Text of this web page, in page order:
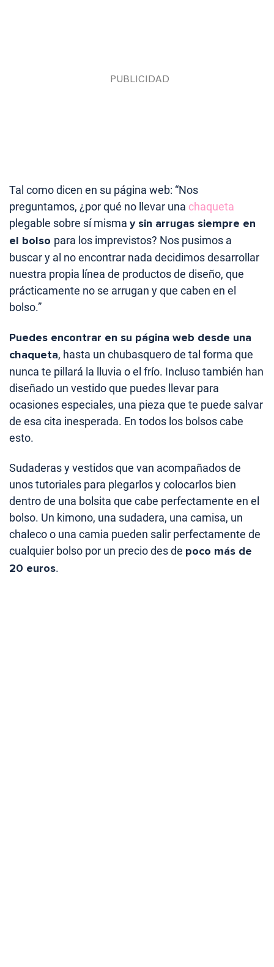
Tal como dicen en su página web: “Nos
preguntamos, ¿por qué no llevar una chaqueta
plegable sobre sí misma y sin arrugas siempre en
el bolso para los imprevistos? Nos pusimos a
buscar y al no encontrar nada decidimos desarrollar
nuestra propia línea de productos de diseño, que
prácticamente no se arrugan y que caben en el
bolso.”
Puedes encontrar en su página web desde una
chaqueta, hasta un chubasquero de tal forma que
nunca te pillará la lluvia o el frío. Incluso también han
diseñado un vestido que puedes llevar para
ocasiones especiales, una pieza que te puede salvar
de esa cita inesperada. En todos los bolsos cabe
esto.
Sudaderas y vestidos que van acompañados de
unos tutoriales para plegarlos y colocarlos bien
dentro de una bolsita que cabe perfectamente en el
bolso. Un kimono, una sudadera, una camisa, un
chaleco o una camia pueden salir perfectamente de
cualquier bolso por un precio des de poco más de
20 euros.